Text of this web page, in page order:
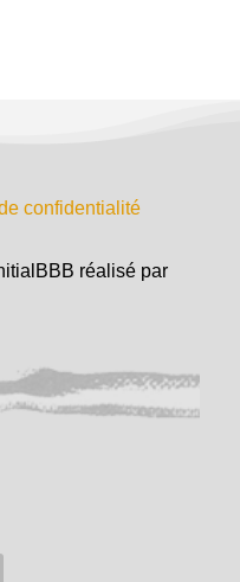
confidentialité
réalisé par